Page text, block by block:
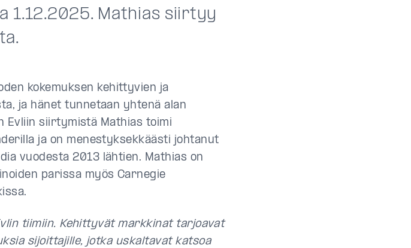
1.12.2025. Mathias siirtyy
kokemuksen kehittyvien ja
ja hänet tunnetaan yhtenä alan
Evliin siirtymistä Mathias toimi
ja on menestyksekkäästi johtanut
vuodesta 2013 lähtien. Mathias on
parissa myös Carnegie
tiimiin. Kehittyvät markkinat tarjoavat
sijoittajille, jotka uskaltavat katsoa